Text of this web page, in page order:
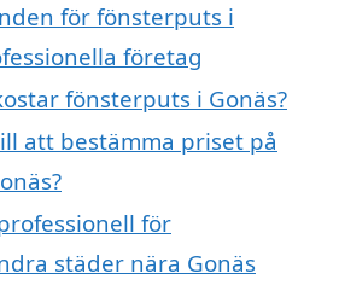
för fönsterputs i
företag
fönsterputs i Gonäs?
att bestämma priset på
för
städer nära Gonäs